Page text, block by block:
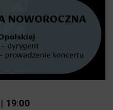
| 19:00